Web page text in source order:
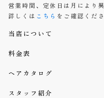
営業時間、定休日は月により異
詳しくは こちら をご確認くださ
当店について
料金表
ヘアカタログ
スタッフ紹介